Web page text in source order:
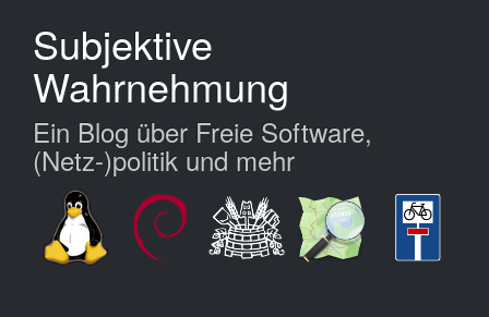
Hauptinhalt
springen
Subjektive
Wahrnehmung
Ein Blog über Freie Software,
(Netz-)politik und mehr